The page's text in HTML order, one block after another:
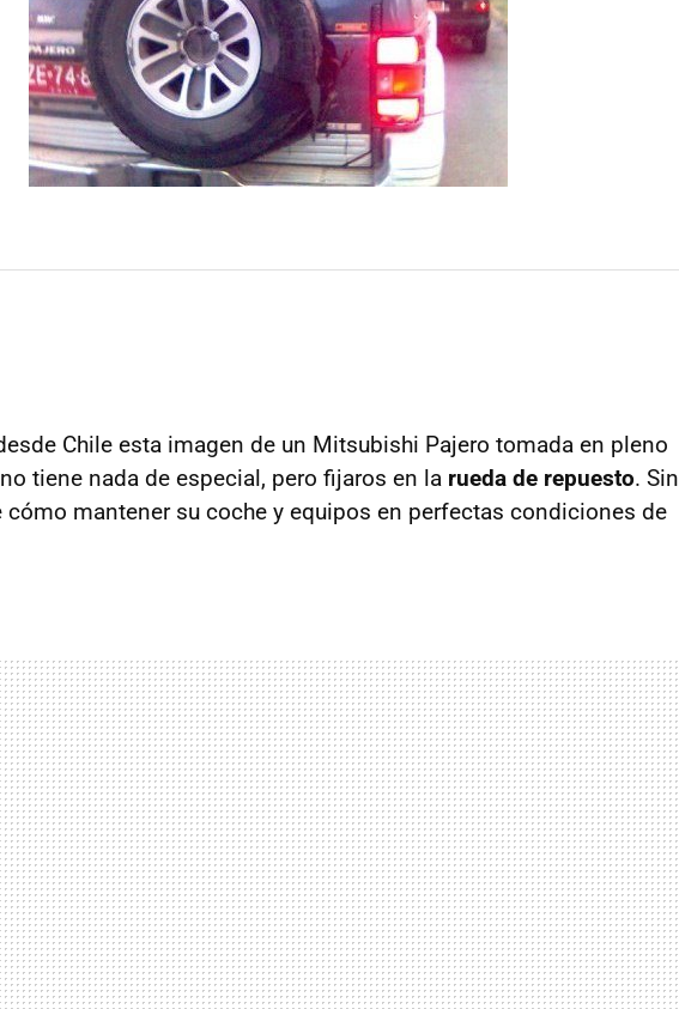
Chile esta imagen de un Mitsubishi Pajero tomada en pleno
tiene nada de especial, pero fijaros en la rueda de repuesto. Sin
cómo mantener su coche y equipos en perfectas condiciones de